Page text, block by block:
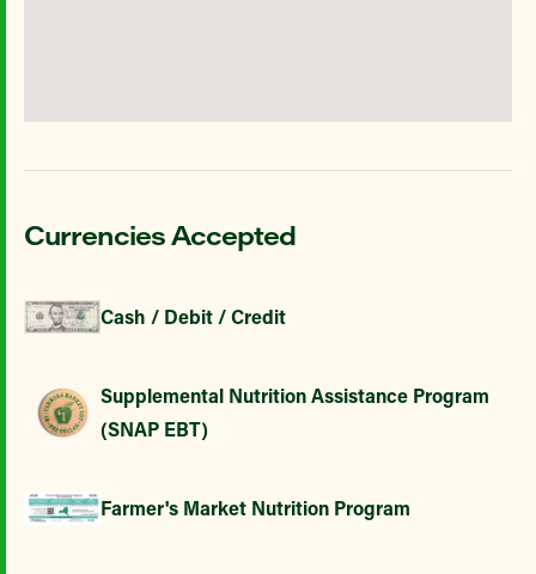
Currencies Accepted
Cash / Debit / Credit
Supplemental Nutrition Assistance Program
(SNAP EBT)
Farmer's Market Nutrition Program